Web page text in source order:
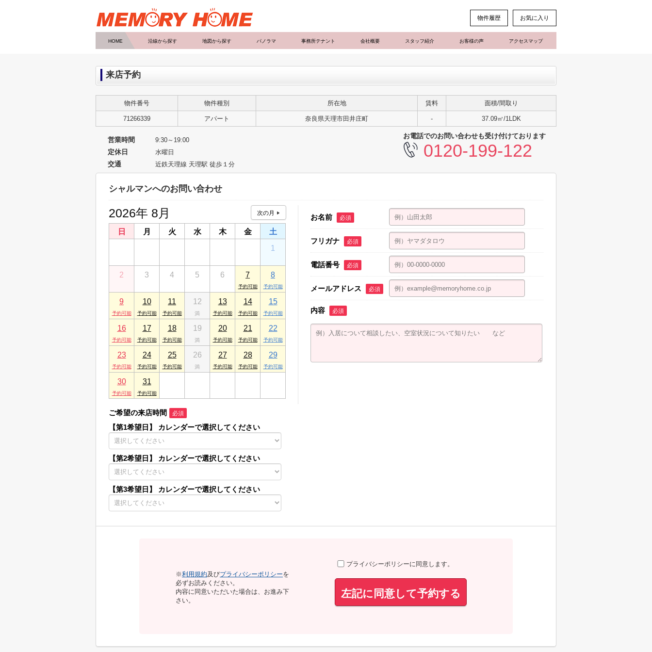
物件履歴 お気に入り
HOME 沿線から探す 地図から探す パノラマ 事務所テナント 会社概要 スタッフ紹介 お客様の声 アクセスマップ
来店予約
物件番号 物件種別 所在地 賃料 面積/間取り
71266339 アパート 奈良県天理市田井庄町 - 37.09㎡/1LDK
営業時間 9:30～19:00
定休日 水曜日
交通 近鉄天理線 天理駅 徒歩１分
お電話でのお問い合わせも受け付けております
0120-199-122
シャルマンへのお問い合わせ
2026年 8月
日 月 火 水 木 金
土
1
2 3 4 5 6 7 8
9 10 11 12 13 14 15
16 17 18 19 20 21 22
23 24 25 26 27 28 29
30 31
ご希望の来店時間 必須
【第1希望日】 カレンダーで選択してください
【第2希望日】 カレンダーで選択してください
【第3希望日】 カレンダーで選択してください
お名前 必須
フリガナ 必須
電話番号 必須
メールアドレス 必須
内容 必須
※利用規約及びプライバシーポリシーを
必ずお読みください。
内容に同意いただいた場合は、お進み下
さい。
プライバシーポリシーに同意します。
左記に同意して予約する